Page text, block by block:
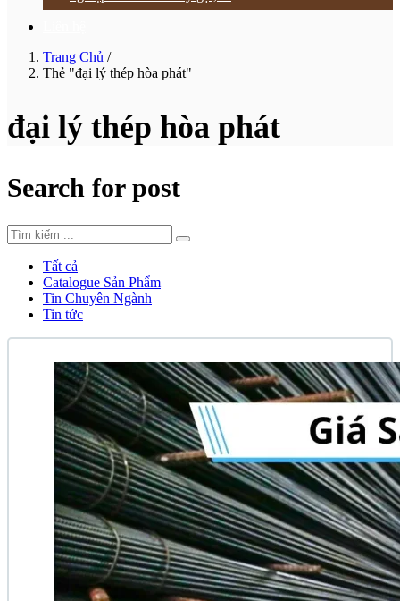
Trang Chủ /
Thẻ "đại lý thép hòa phát"
đại lý thép hòa phát
Search for post
Tất cả
Catalogue Sản Phẩm
Tin Chuyên Ngành
Tin tức